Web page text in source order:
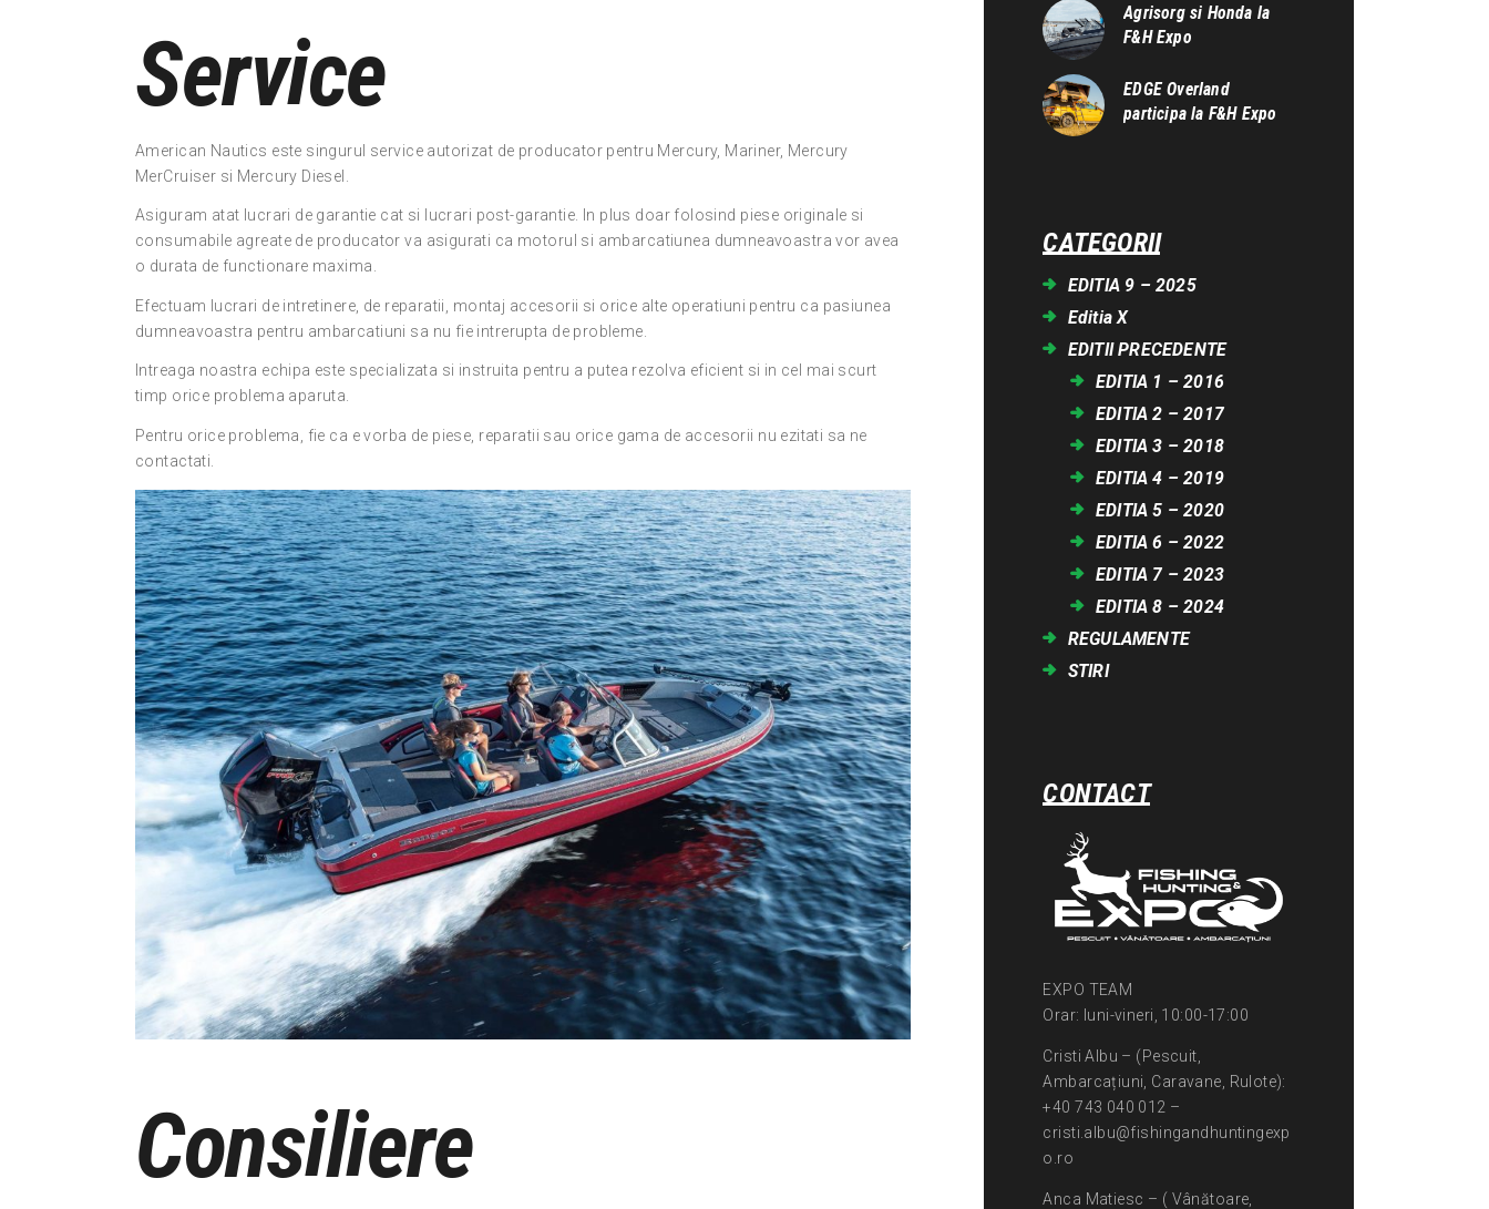
Service
American Nautics este singurul service autorizat de producator pentru Mercury, Mariner, Mercury
MerCruiser si Mercury Diesel.
Asiguram atat lucrari de garantie cat si lucrari post-garantie. In plus doar folosind piese originale si
consumabile agreate de producator va asigurati ca motorul si ambarcatiunea dumneavoastra vor avea
o durata de functionare maxima.
Efectuam lucrari de intretinere, de reparatii, montaj accesorii si orice alte operatiuni pentru ca pasiunea
dumneavoastra pentru ambarcatiuni sa nu fie intrerupta de probleme.
Intreaga noastra echipa este specializata si instruita pentru a putea rezolva eficient si in cel mai scurt
timp orice problema aparuta.
Pentru orice problema, fie ca e vorba de piese, reparatii sau orice gama de accesorii nu ezitati sa ne
contactati.
Consiliere
Agrisorg si Honda la
F&H Expo
EDGE Overland
participa la F&H Expo
CATEGORII
EDITIA 9 – 2025
Editia X
EDITII PRECEDENTE
EDITIA 1 – 2016
EDITIA 2 – 2017
EDITIA 3 – 2018
EDITIA 4 – 2019
EDITIA 5 – 2020
EDITIA 6 – 2022
EDITIA 7 – 2023
EDITIA 8 – 2024
REGULAMENTE
STIRI
CONTACT
EXPO TEAM
Orar: luni-vineri, 10:00-17:00
Cristi Albu – (Pescuit,
Ambarcațiuni, Caravane, Rulote):
+40 743 040 012 –
cristi.albu@fishingandhuntingexp
o.ro
Anca Matiesc – ( Vânătoare,